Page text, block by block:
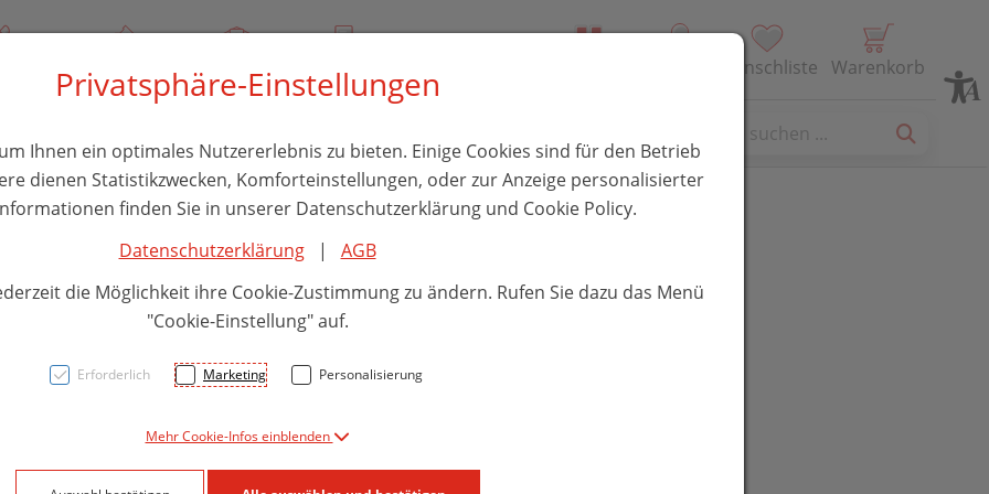
Über uns Rezept-Anfrage Service Wunschliste Warenkorb
Dr. Böhm Ein- &
Privatsphäre-Einstellungen
Ihnen ein optimales Nutzererlebnis zu bieten. Einige Cookies sind für den Betrieb
dienen Statistikzwecken, Komforteinstellungen, oder zur Anzeige personalisierter
finden Sie in unserer Datenschutzerklärung und Cookie Policy.
Datenschutzerklärung| AGB
die Möglichkeit ihre Cookie-Zustimmung zu ändern. Rufen Sie dazu das Menü
"Cookie-Einstellung" auf.
Erforderlich Marketing Personalisierung
Mehr Cookie-Infos einblenden